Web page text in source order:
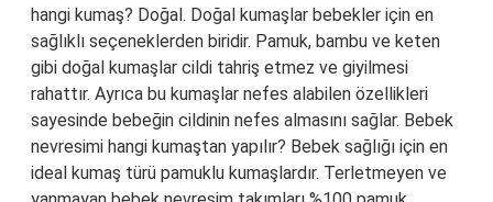
hangi kumaş? Doğal. Doğal kumaşlar bebekler için en
sağlıklı seçeneklerden biridir. Pamuk, bambu ve keten
gibi doğal kumaşlar cildi tahriş etmez ve giyilmesi
rahattır. Ayrıca bu kumaşlar nefes alabilen özellikleri
sayesinde bebeğin cildinin nefes almasını sağlar. Bebek
nevresimi hangi kumaştan yapılır? Bebek sağlığı için en
ideal kumaş türü pamuklu kumaşlardır. Terletmeyen ve